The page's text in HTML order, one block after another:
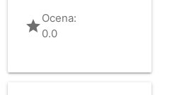
gradeOcena:
0.0